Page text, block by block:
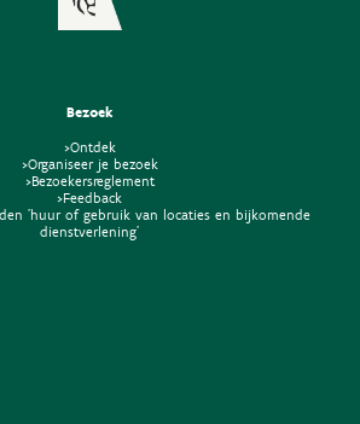
Bezoek
>Ontdek
>Organiseer je bezoek
>Bezoekersreglement
>Feedback
'huur of gebruik van locaties en bijkomende
dienstverlening'